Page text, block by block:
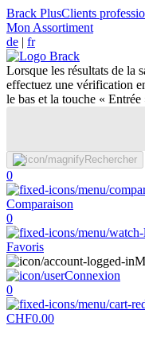
Brack PlusClients
Mon Assortiment
de | fr
Lorsque les résultats de la
effectuez une vérification
le bas et la touche «
Rechercher
0
Comparaison
0
Favoris
Connexion
0
CHF0.00